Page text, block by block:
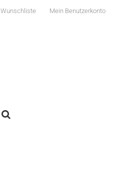
Wunschliste Mein Benutzerkonto